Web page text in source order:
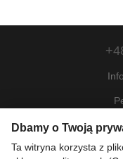
Dbamy o Twoją
Ta witryna korzysta z